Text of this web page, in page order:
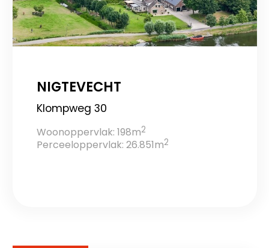
NIGTEVECHT
Klompweg 30
Woonoppervlak: 198m2
Perceeloppervlak: 26.851m2